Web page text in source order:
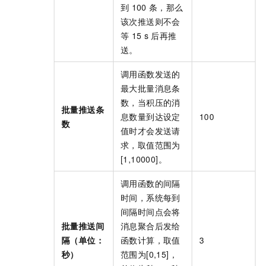
到 100 条，那么
该次推送则不会
等 15 s 后再推
送。
批量推送条
数
调用函数发送的
最大批量消息条
数，当积压的消
息数量到达设定
值时才会发送请
求，取值范围为
[1,10000]。
100
批量推送间
隔（单位：
秒）
调用函数的间隔
时间，系统每到
间隔时间点会将
消息聚合后发给
函数计算，取值
范围为[0,15]，
3